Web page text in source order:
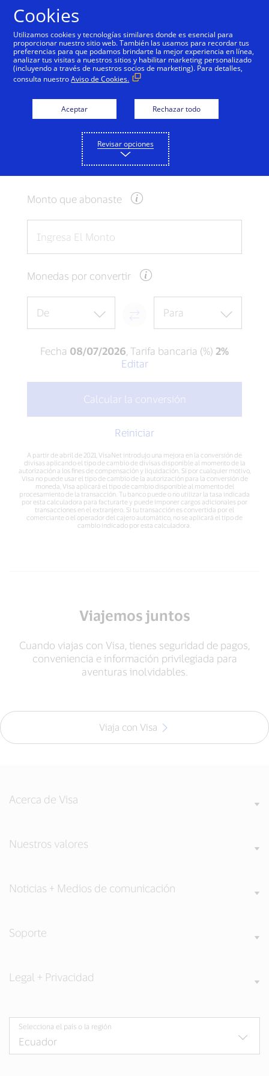
Calculadora de tipo de
cambio
Usa el conversor a continuación para
determinar la tasa que se podría aplicar
cuando uses tu tarjeta Visa para pagar
cuando viajes al exterior.
Viajemos juntos
Cuando viajas con Visa, tienes seguridad de pagos,
conveniencia e información privilegiada para
aventuras inolvidables.
Viaja con Visa
Acerca de Visa
Nuestros valores
Noticias + Medios de comunicación
Soporte
Legal + Privacidad
Selecciona el país o la región
Cookies
Utilizamos cookies y tecnologías similares donde es esencial para
proporcionar nuestro sitio web. También las usamos para recordar tus
preferencias para que podamos brindarte la mejor experiencia en línea,
analizar tus visitas a nuestros sitios y habilitar marketing personalizado
(incluyendo a través de nuestros socios de marketing). Para detalles,
consulta nuestroAviso de Cookies.
Aceptar Rechazar todo
Revisar opciones